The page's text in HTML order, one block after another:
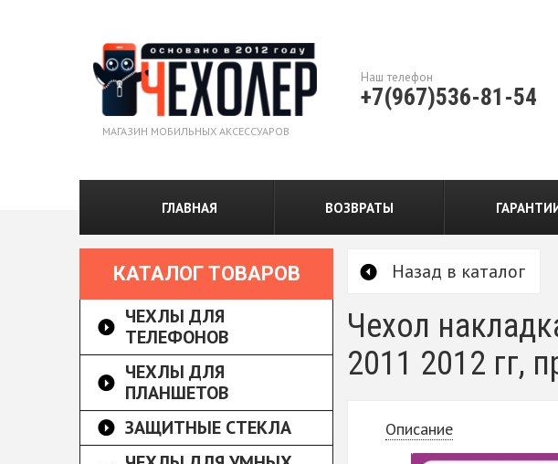
МАГАЗИН МОБИЛЬНЫХ АКСЕССУАРОВ
Наш телефон
+7(967)536-81-54
ГЛАВНАЯ ВОЗВРАТЫ
КАТАЛОГ ТОВАРОВ
ЧЕХЛЫ ДЛЯ
ТЕЛЕФОНОВ
ЧЕХЛЫ ДЛЯ
ПЛАНШЕТОВ
ЗАЩИТНЫЕ СТЕКЛА
Назад в каталог
Чехол
2011 2012 гг,
Описание